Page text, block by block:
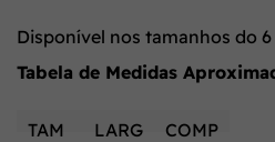
Disponível nos tamanhos do
Tabela de Medidas
TAM LARG
COMP